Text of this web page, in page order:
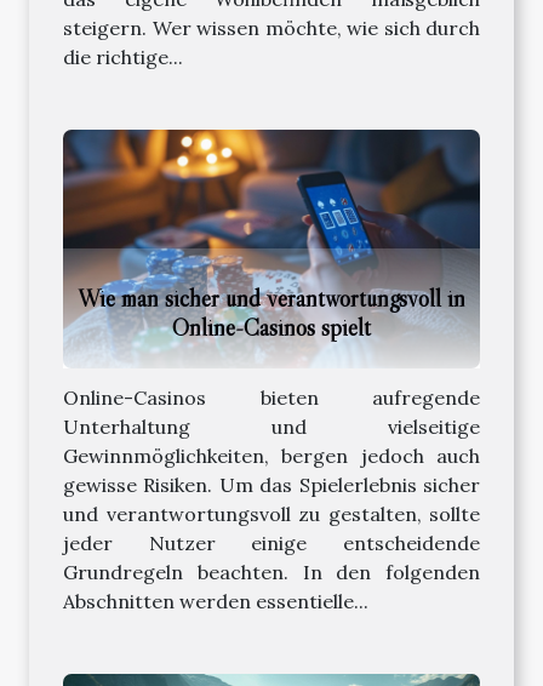
steigern. Wer wissen möchte, wie sich durch
die richtige...
Wie man sicher und verantwortungsvoll in
Online-Casinos spielt
Online-Casinos bieten aufregende
Unterhaltung und vielseitige
Gewinnmöglichkeiten, bergen jedoch auch
gewisse Risiken. Um das Spielerlebnis sicher
und verantwortungsvoll zu gestalten, sollte
jeder Nutzer einige entscheidende
Grundregeln beachten. In den folgenden
Abschnitten werden essentielle...